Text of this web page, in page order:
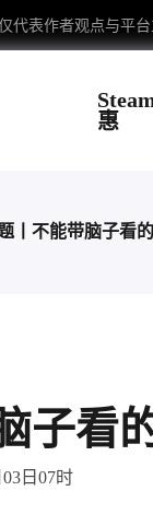
代表作者观点与平
惠
丨不能带脑子看
子看
日07时